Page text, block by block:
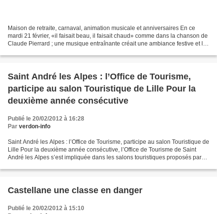
Maison de retraite, carnaval, animation musicale et anniversaires En ce
mardi 21 février, «il faisait beau, il faisait chaud» comme dans la chanson de
Claude Pierrard ; une musique entraînante créait une ambiance festive et les
Saint André les Alpes : l’Office de Tourisme,
participe au salon Touristique de Lille Pour la
deuxième année consécutive
Publié le 20/02/2012 à 16:28
Par verdon-info
Saint André les Alpes : l’Office de Tourisme, participe au salon Touristique de
Lille Pour la deuxième année consécutive, l’Office de Tourisme de Saint
André les Alpes s’est impliquée dans les salons touristiques proposés par
Castellane une classe en danger
Publié le 20/02/2012 à 15:10